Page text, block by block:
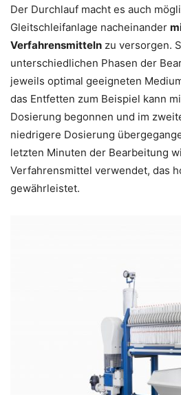
Der Durchlauf macht es auch
Gleitschleifanlage nacheinander
Verfahrensmitteln zu versorgen.
unterschiedlichen Phasen der
jeweils optimal geeigneten
das Entfetten zum Beispiel kann
Dosierung begonnen und im
niedrigere Dosierung
letzten Minuten der Bearbeitung
Verfahrensmittel verwendet, das
gewährleistet.